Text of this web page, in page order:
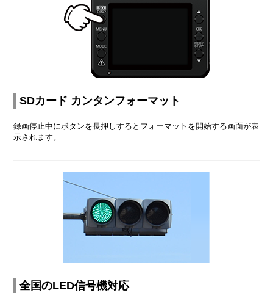
SDカード カンタンフォーマット
録画停止中にボタンを長押しするとフォーマットを開始する画面が表
示されます。
全国のLED信号機対応